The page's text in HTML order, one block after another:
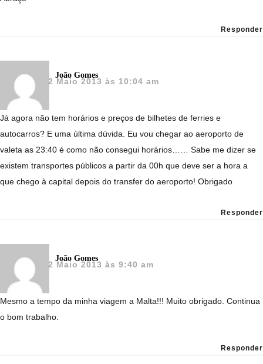
Responder
João Gomes
2 Maio 2013 às 10:04 am
Já agora não tem horários e preços de bilhetes de ferries e
autocarros? E uma última dúvida. Eu vou chegar ao aeroporto de
valeta as 23:40 é como não consegui horários…… Sabe me dizer se
existem transportes públicos a partir da 00h que deve ser a hora a
que chego à capital depois do transfer do aeroporto! Obrigado
Responder
João Gomes
2 Maio 2013 às 9:40 am
Mesmo a tempo da minha viagem a Malta!!! Muito obrigado. Continua
o bom trabalho.
Responder